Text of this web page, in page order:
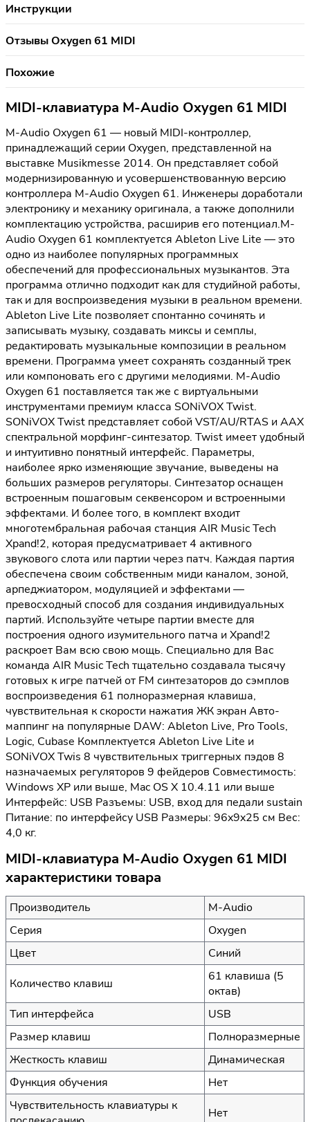
Инструкции
Отзывы Oxygen 61 MIDI
Похожие
MIDI-клавиатура M-Audio Oxygen 61 MIDI
M-Audio Oxygen 61 — новый MIDI-контроллер,
принадлежащий серии Oxygen, представленной на
выставке Musikmesse 2014. Он представляет собой
модернизированную и усовершенствованную версию
контроллера M-Audio Oxygen 61. Инженеры доработали
электронику и механику оригинала, а также дополнили
комплектацию устройства, расширив его потенциал.M-
Audio Oxygen 61 комплектуется Ableton Live Lite — это
одно из наиболее популярных программных
обеспечений для профессиональных музыкантов. Эта
программа отлично подходит как для студийной работы,
так и для воспроизведения музыки в реальном времени.
Ableton Live Lite позволяет спонтанно сочинять и
записывать музыку, создавать миксы и семплы,
редактировать музыкальные композиции в реальном
времени. Программа умеет сохранять созданный трек
или компоновать его с другими мелодиями. M-Audio
Oxygen 61 поставляется так же с виртуальными
инструментами премиум класса SONiVOX Twist.
SONiVOX Twist представляет собой VST/AU/RTAS и AAX
спектральной морфинг-синтезатор. Twist имеет удобный
и интуитивно понятный интерфейс. Параметры,
наиболее ярко изменяющие звучание, выведены на
больших размеров регуляторы. Синтезатор оснащен
встроенным пошаговым секвенсором и встроенными
эффектами. И более того, в комплект входит
многотембральная рабочая станция AIR Music Tech
Xpand!2, которая предусматривает 4 активного
звукового слота или партии через патч. Каждая партия
обеспечена своим собственным миди каналом, зоной,
арпеджиатором, модуляцией и эффектами —
превосходный способ для создания индивидуальных
партий. Используйте четыре партии вместе для
построения одного изумительного патча и Xpand!2
раскроет Вам всю свою мощь. Специально для Вас
команда AIR Music Tech тщательно создавала тысячу
готовых к игре патчей от FM синтезаторов до сэмплов
воспроизведения 61 полноразмерная клавиша,
чувствительная к скорости нажатия ЖК экран Авто-
маппинг на популярные DAW: Ableton Live, Pro Tools,
Logic, Cubase Комплектуется Ableton Live Lite и
SONiVOX Twis 8 чувствительных триггерных пэдов 8
назначаемых регуляторов 9 фейдеров Совместимость:
Windows XP или выше, Mac OS X 10.4.11 или выше
Интерфейс: USB Разъемы: USB, вход для педали sustain
Питание: по интерфейсу USB Размеры: 96x9x25 см Вес:
4,0 кг.
MIDI-клавиатура M-Audio Oxygen 61 MIDI
характеристики товара
Производитель
M-Audio
Серия
Oxygen
Цвет
Синий
Количество клавиш
61 клавиша (5
октав)
Тип интерфейса
USB
Размер клавиш
Полноразмерные
Жесткость клавиш
Динамическая
Функция обучения
Нет
Чувствительность клавиатуры к
Нет